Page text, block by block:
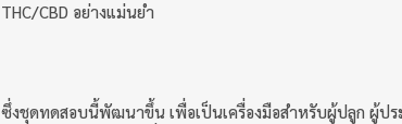
THC/CBD อย่างแม่นยำ
ซึ่งชุดทดสอบนี้พัฒนาขึ้น เพื่อเป็นเครื่องมือสำหรับผู้ปลูก ผู้ปร